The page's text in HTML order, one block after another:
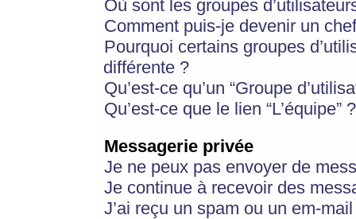
Où sont les groupes
Comment puis-je devenir un
Pourquoi certains groupes
différente ?
Qu’est-ce qu’un “Groupe
Qu’est-ce que le lien “L’équipe” ?
Messagerie privée
Je ne peux pas envoyer de
Je continue à recevoir des
J’ai reçu un spam ou un em-